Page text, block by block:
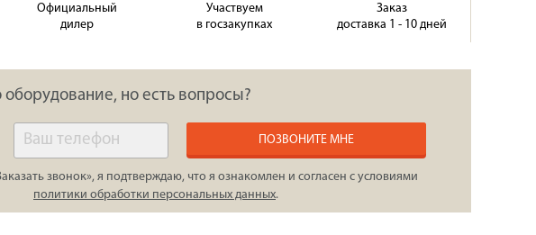
Официальный
дилер
Участвуем
в госзакупках
Заказ
доставка 1 - 10 дней
оборудование, но есть вопросы?
ПОЗВОНИТЕ МНЕ
звонок», я подтверждаю, что я ознакомлен и согласен с условиями
политики обработки персональных данных.